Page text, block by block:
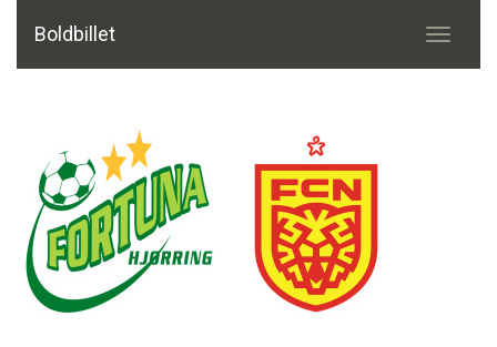
Toggle
Boldbillet